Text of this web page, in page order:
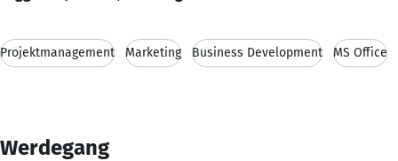
Projektmanagement Marketing Business Development MS Office
Werdegang